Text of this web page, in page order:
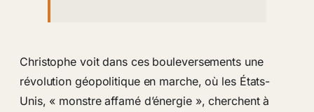
Christophe voit dans ces bouleversements une
révolution géopolitique en marche, où les États-
Unis, « monstre affamé d’énergie », cherchent à